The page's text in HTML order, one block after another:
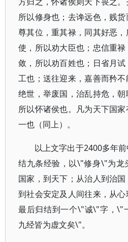
所以修身也；去谗远色，贱货
尊其位，重其禄，同其好恶
使，所以劝大臣也；忠信重
敛，所以劝百姓也；日省月
工也；送往迎来，嘉善而矜
绝世，举废国，治乱持危，朝
所以怀诸侯也。凡为天下国家
一也（同上）。
以上文字出于2400多年
结九条经验，以\"修身\"为龙
国家，到天下；从治人到治
到社会安定及人间往来，从心
最后归结到一个\"诚\"字，\"
九经皆为虚文矣\"。